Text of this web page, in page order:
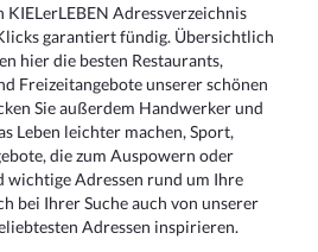
KIELerLEBEN Adressverzeichnis
garantiert fündig. Übersichtlich
hier die besten Restaurants,
Freizeitangebote unserer schönen
Sie außerdem Handwerker und
Leben leichter machen, Sport,
die zum Auspowern oder
wichtige Adressen rund um Ihre
bei Ihrer Suche auch von unserer
Adressen inspirieren.